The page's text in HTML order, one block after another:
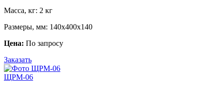
Масса, кг: 2 кг
Размеры, мм: 140х400х140
Цена: По запросу
Заказать
ЩРМ-06